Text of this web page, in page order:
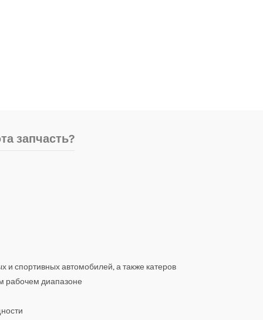
запчасть?
и спортивных автомобилей, а также катеров
рабочем диапазоне